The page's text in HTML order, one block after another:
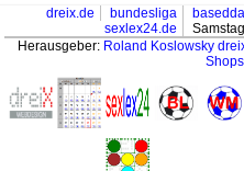
dreix.de bundesliga
sexlex24.de
Herausgeber: Roland Koslowsky